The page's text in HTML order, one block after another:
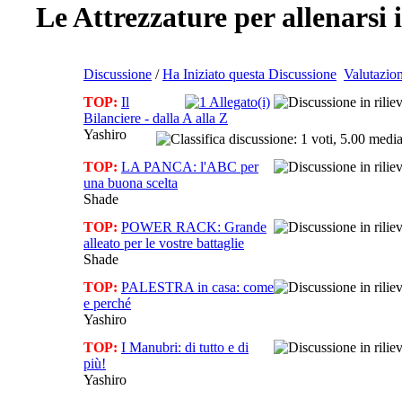
Le Attrezzature per allenarsi
Discussione /Ha Iniziato questa Discussione
TOP: Il
Bilanciere - dalla A alla Z
Yashiro
TOP: LA PANCA: l'ABC per
una buona scelta
Shade
TOP: POWER RACK: Grande
alleato per le vostre battaglie
Shade
TOP: PALESTRA in casa: come
e perché
Yashiro
TOP: I Manubri: di tutto e di
più!
Yashiro